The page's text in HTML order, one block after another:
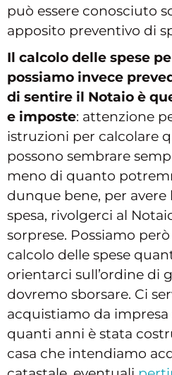
può essere conosciuto
apposito preventivo di
Il calcolo delle spese
possiamo invece
di sentire il Notaio è
e imposte: attenzione
istruzioni per calcolare
possono sembrare
meno di quanto
dunque bene, per avere
spesa, rivolgerci al
sorprese. Possiamo
calcolo delle spese
orientarci sull’ordine di
dovremo sborsare. Ci
acquistiamo da impresa
quanti anni è stata
casa che intendiamo